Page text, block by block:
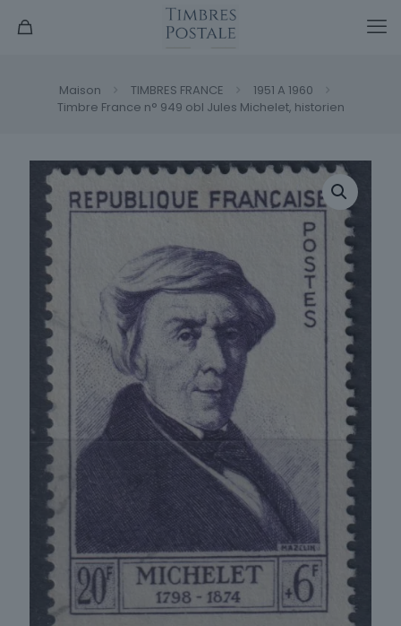
Maison TIMBRES FRANCE
1951 A 1960
Timbre France n° 949 obl Jules Michelet, historien